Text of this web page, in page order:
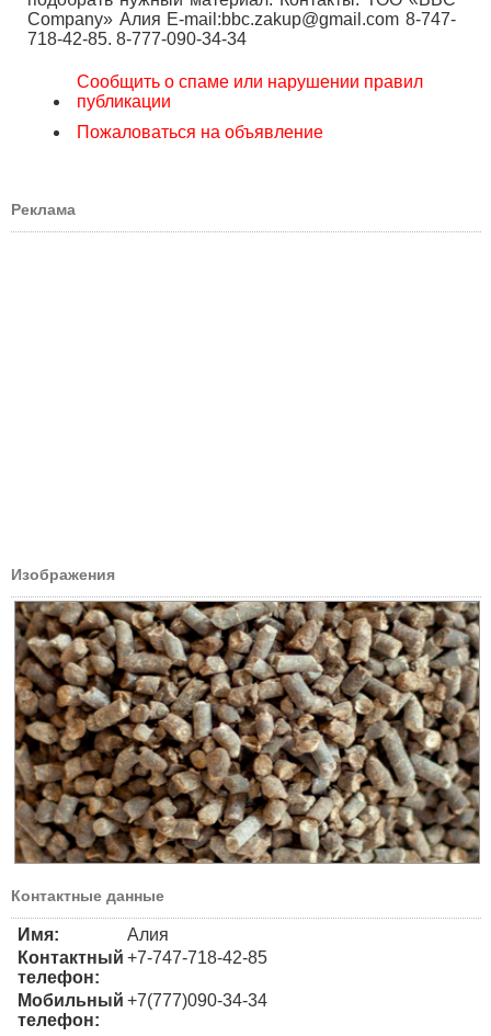
Company» Алия E-mail:bbc.zakup@gmail.com 8-747-
718-42-85. 8-777-090-34-34
Сообщить о спаме или нарушении правил
публикации
Пожаловаться на объявление
Реклама
Изображения
Контактные данные
Имя:
Алия
Контактный
телефон:
+7-747-718-42-85
Мобильный
телефон:
+7(777)090-34-34